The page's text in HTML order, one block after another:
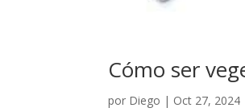
Cómo ser
por Diego | Oct 27, 2024